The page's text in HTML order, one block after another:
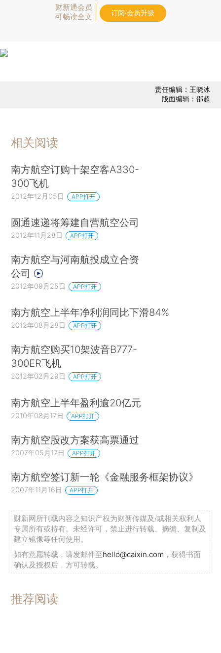
财新通会员
可畅读全文
订阅/会员升级
责任编辑：王晓冰
版面编辑：邵超
相关阅读
南方航空订购十架空客A330-
300飞机
2012年12月05日 APP打开
圆通速递将筹建自营航空公司
2012年11月28日 APP打开
南方航空与河南航投成立合资
公司
2012年09月25日 APP打开
南方航空上半年净利润同比下滑84%
2012年08月28日 APP打开
南方航空购买10架波音B777-
300ER飞机
2012年02月29日 APP打开
南方航空上半年盈利逾20亿元
2010年08月17日 APP打开
南方航空股改方案获高票通过
2007年05月17日 APP打开
南方航空签订新一轮《金融服务框架协议》
2007年11月16日 APP打开
财新网所刊载内容之知识产权为财新传媒及/或相关权利人
专属所有或持有。未经许可，禁止进行转载、摘编、复制及
建立镜像等任何使用。
如有意愿转载，请发邮件至hello@caixin.com ，获得书面
确认及授权后，方可转载。
推荐阅读